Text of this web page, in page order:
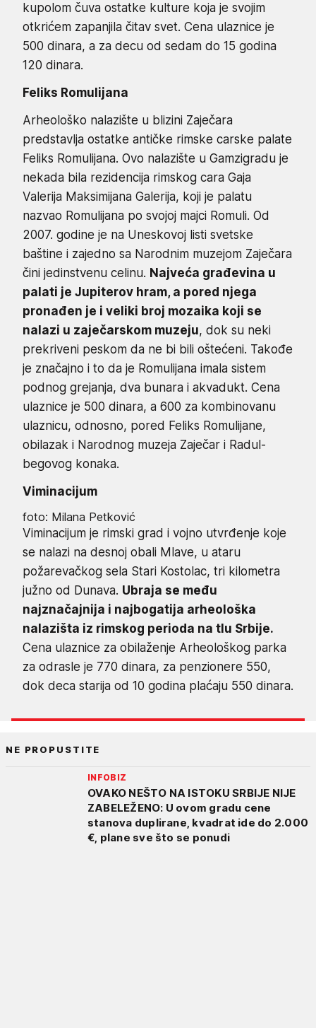
kupolom čuva ostatke kulture koja je svojim
otkrićem zapanjila čitav svet. Cena ulaznice je
500 dinara, a za decu od sedam do 15 godina
120 dinara.
Feliks Romulijana
Arheološko nalazište u blizini Zaječara
predstavlja ostatke antičke rimske carske palate
Feliks Romulijana. Ovo nalazište u Gamzigradu je
nekada bila rezidencija rimskog cara Gaja
Valerija Maksimijana Galerija, koji je palatu
nazvao Romulijana po svojoj majci Romuli. Od
2007. godine je na Uneskovoj listi svetske
baštine i zajedno sa Narodnim muzejom Zaječara
čini jedinstvenu celinu. Najveća građevina u
palati je Jupiterov hram, a pored njega
pronađen je i veliki broj mozaika koji se
nalazi u zaječarskom muzeju, dok su neki
prekriveni peskom da ne bi bili oštećeni. Takođe
je značajno i to da je Romulijana imala sistem
podnog grejanja, dva bunara i akvadukt. Cena
ulaznice je 500 dinara, a 600 za kombinovanu
ulaznicu, odnosno, pored Feliks Romulijane,
obilazak i Narodnog muzeja Zaječar i Radul-
begovog konaka.
Viminacijum
foto: Milana Petković
Viminacijum je rimski grad i vojno utvrđenje koje
se nalazi na desnoj obali Mlave, u ataru
požarevačkog sela Stari Kostolac, tri kilometra
južno od Dunava. Ubraja se među
najznačajnija i najbogatija arheološka
nalazišta iz rimskog perioda na tlu Srbije.
Cena ulaznice za obilaženje Arheološkog parka
za odrasle je 770 dinara, za penzionere 550,
dok deca starija od 10 godina plaćaju 550 dinara.
NE PROPUSTITE
INFOBIZ
OVAKO NEŠTO NA ISTOKU SRBIJE NIJE
ZABELEŽENO: U ovom gradu cene
stanova duplirane, kvadrat ide do 2.000
€, plane sve što se ponudi